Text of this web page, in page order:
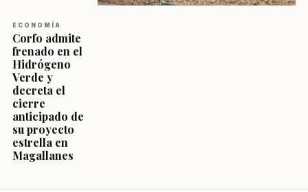
ECONOMÍA
Corfo admite
frenado en el
Hidrógeno
Verde y
decreta el
cierre
anticipado de
su proyecto
estrella en
Magallanes